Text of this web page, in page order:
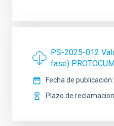
PS-2025-012
fase)
Fecha de publicación
Plazo de